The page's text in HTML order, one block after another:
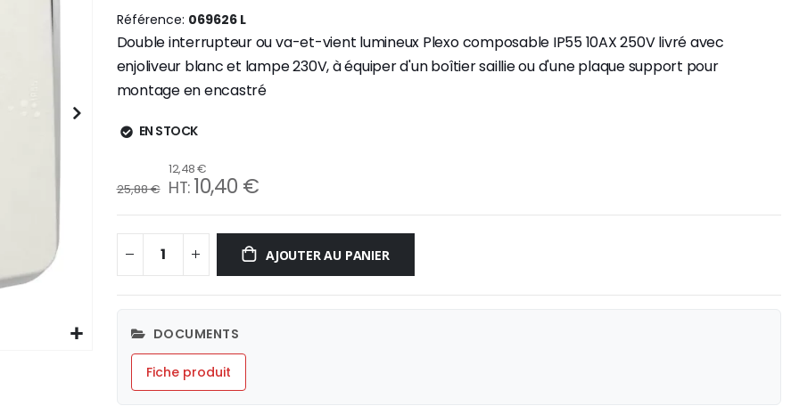
Référence 069626 L
Double interrupteur ou va-et-vient lumineux Plexo composable IP55 10AX 250V livré avec
enjoliveur blanc et lampe 230V, à équiper d'un boîtier saillie ou d'une plaque support pour
montage en encastré
EN STOCK
25,88 €
12,48 €
10,40 €
AJOUTER AU PANIER
DOCUMENTS
Fiche produit